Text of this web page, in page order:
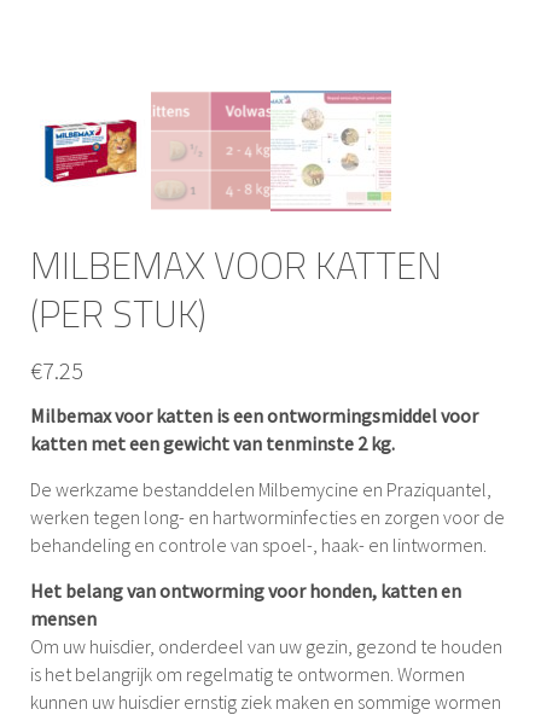
MILBEMAX VOOR KATTEN
(PER STUK)
€7.25
Milbemax voor katten is een ontwormingsmiddel voor
katten met een gewicht van tenminste 2 kg.
De werkzame bestanddelen Milbemycine en Praziquantel,
werken tegen long- en hartworminfecties en zorgen voor de
behandeling en controle van spoel-, haak- en lintwormen.
Het belang van ontworming voor honden, katten en
mensen
Om uw huisdier, onderdeel van uw gezin, gezond te houden
is het belangrijk om regelmatig te ontwormen. Wormen
kunnen uw huisdier ernstig ziek maken en sommige wormen